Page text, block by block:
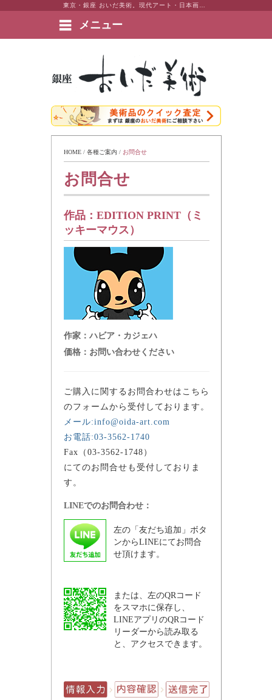
メニュー
絵画など美術品の販売と買取 | 東京・銀座 おいだ美術
HOME / 各種ご案内 / お問合せ
お問合せ
作品： EDITION PRINT（ミ
ッキーマウス）
作家： ハビア・カジェハ
価格： お問い合わせください
ご購入に関するお問合わせはこちら
のフォームから受付しております。
メール:info@oida-art.com
お電話:03-3562-1740
Fax（03-3562-1748）
にてのお問合せも受付しておりま
す。
LINEでのお問合わせ：
左の「友だち追加」ボタ
ンからLINEにてお問合
せ頂けます。
または、左のQRコード
をスマホに保存し、
LINEアプリのQRコード
リーダーから読み取る
と、アクセスできます。